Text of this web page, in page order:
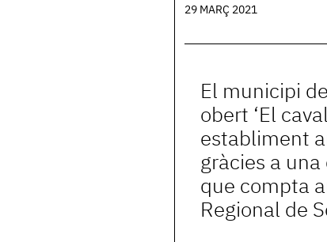
29 MARÇ 2021
El municipi
obert ‘El
establiment
gràcies a
que compta
Regional de